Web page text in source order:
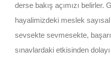
derse bakış açımızı belirler.
hayalimizdeki meslek
sevsekte sevmesekte,
sınavlardaki etkisinden